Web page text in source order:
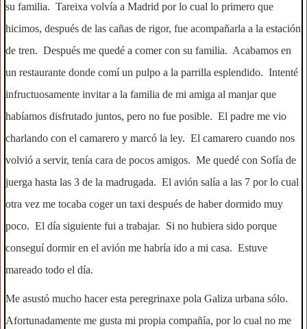
su familia. Tareixa volvía a Madrid por lo cual lo primero que
hicimos, después de las cañas de rigor, fue acompañarla a la estación
de tren. Después me quedé a comer con su familia. Acabamos en
un restaurante donde comí un pulpo a la parrilla esplendido. Intenté
infructuosamente invitar a la familia de mi amiga al manjar que
habíamos disfrutado juntos, pero no fue posible. El padre me vio
charlando con el camarero y marcó la ley. El camarero cuando nos
volvió a servir, tenía cara de pocos amigos. Me quedé con Sofía de
juerga hasta las 3 de la madrugada. El avión salía a las 7 por lo cual
otra vez me tocaba coger un taxi después de haber dormido muy
poco. El día siguiente fui a trabajar. Si no hubiera sido porque
conseguí dormir en el avión me habría ido a mi casa. Estuve
mareado todo el día.
Me asustó mucho hacer esta peregrinaxe pola Galiza urbana sólo.
Afortunadamente me gusta mi propia compañía, por lo cual no me